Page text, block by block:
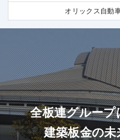
オリックス自動
全板連グルー
建築板金の